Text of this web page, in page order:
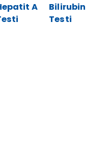
A
Bilirubin
Testi